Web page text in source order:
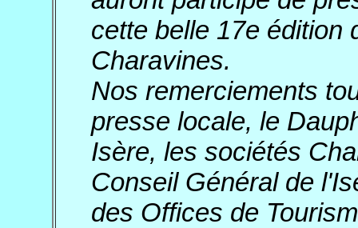
cette belle 17e édition
Charavines.
Nos remerciements
presse locale, le
Isère, les sociétés
Conseil Général de
des Offices de